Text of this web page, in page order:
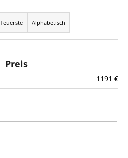
Teuerste Alphabetisch
Preis
1191 €